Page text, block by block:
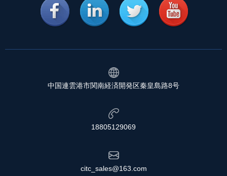
中国連雲港市関南経済開発区秦皇島路8号
18805129069
citc_sales@163.com